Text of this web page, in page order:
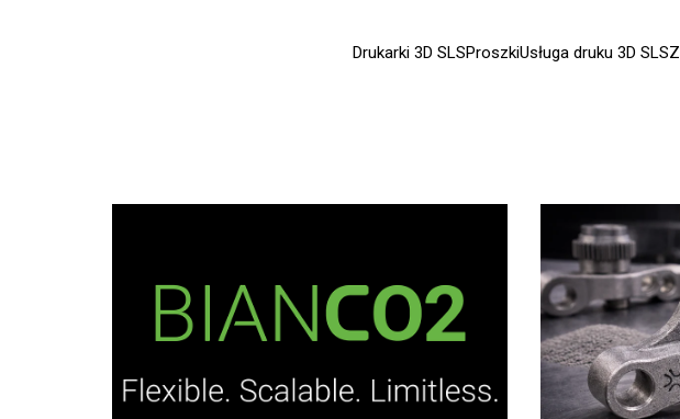
Drukarki 3D SLSProszkiUsługa druku 3D SLS